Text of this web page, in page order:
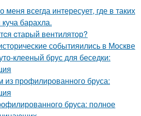
всегда интересует, где в таких
барахла.
cтарый вентилятор?
событияились в Москве
клееный брус для беседки:
из профилированного бруса:
бруса: полное